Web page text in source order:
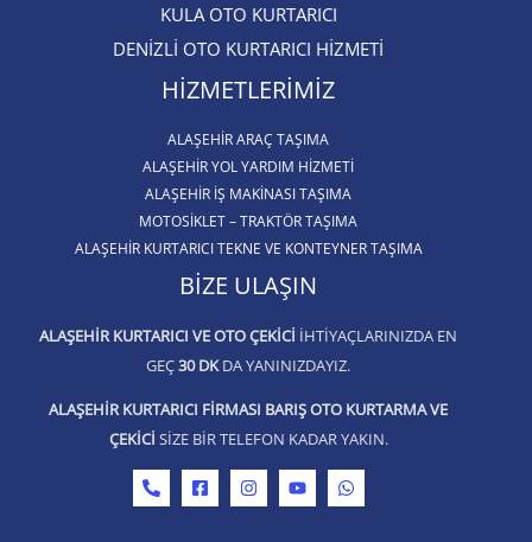
KULA OTO KURTARICI​
DENİZLİ OTO KURTARICI HİZMETİ
HIZMETLERIMIZ
ALAŞEHIR ARAÇ TAŞIMA
ALAŞEHİR YOL YARDIM HİZMETİ
ALAŞEHIR İŞ MAKINASI TAŞIMA
MOTOSIKLET – TRAKTÖR TAŞIMA
ALAŞEHIR KURTARICI TEKNE VE KONTEYNER TAŞIMA
BIZE ULAŞIN
ALAŞEHIR KURTARICI VE OTO ÇEKICI IHTIYAÇLARINIZDA EN
GEÇ30 DKDA YANINIZDAYIZ.
ALAŞEHIR KURTARICI FIRMASI BARIŞ OTO KURTARMA VE
ÇEKICI SIZE BIR TELEFON KADAR YAKIN.